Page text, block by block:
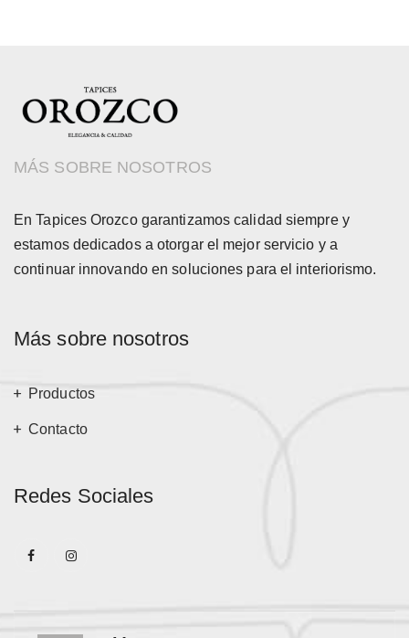
MÁS SOBRE NOSOTROS
En Tapices Orozco garantizamos calidad siempre y
estamos dedicados a otorgar el mejor servicio y a
continuar innovando en soluciones para el interiorismo.
Más sobre nosotros
Productos
Contacto
Redes Sociales